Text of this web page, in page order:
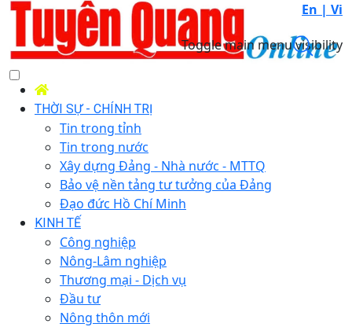
En | Vi
Toggle main menu visibility
THỜI SỰ - CHÍNH TRỊ
Tin trong tỉnh
Tin trong nước
Xây dựng Đảng - Nhà nước - MTTQ
Bảo vệ nền tảng tư tưởng của Đảng
Đạo đức Hồ Chí Minh
KINH TẾ
Công nghiệp
Nông-Lâm nghiệp
Thương mại - Dịch vụ
Đầu tư
Nông thôn mới